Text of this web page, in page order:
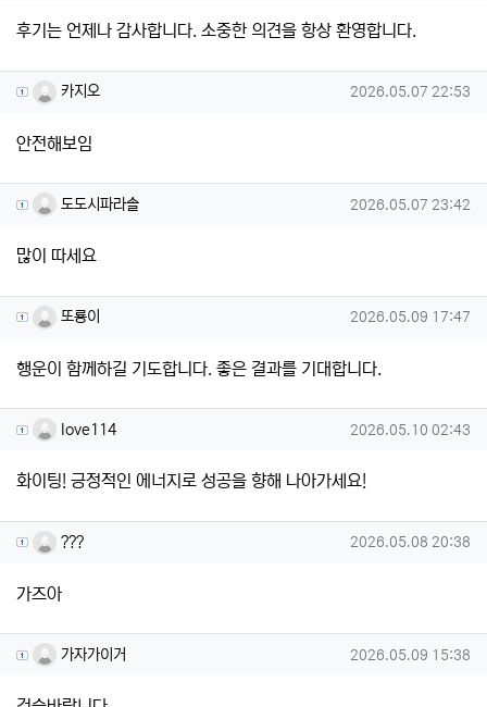
후기는 언제나 감사합니다. 소중한 의견을 항상 환영합니다.
카지오님의 댓글
카지오 작성일
2026.05.07 22:53
안전해보임
도도시파라솔님의 댓글
도도시파라솔 작성일
2026.05.07 23:42
많이 따세요
또룡이님의 댓글
또룡이 작성일
2026.05.09 17:47
행운이 함께하길 기도합니다. 좋은 결과를 기대합니다.
love114님의 댓글
love114 작성일
2026.05.10 02:43
화이팅! 긍정적인 에너지로 성공을 향해 나아가세요!
???님의 댓글
??? 작성일
2026.05.08 20:38
가즈아
가자가이거님의 댓글
가자가이거 작성일
2026.05.09 15:38